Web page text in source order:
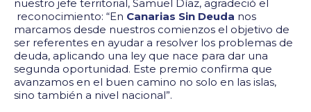
nuestro jefe territorial, Samuel Díaz, agradeció el
reconocimiento: “En Canarias Sin Deuda nos
marcamos desde nuestros comienzos el objetivo de
ser referentes en ayudar a resolver los problemas de
deuda, aplicando una ley que nace para dar una
segunda oportunidad. Este premio confirma que
avanzamos en el buen camino no solo en las islas,
sino también a nivel nacional”.